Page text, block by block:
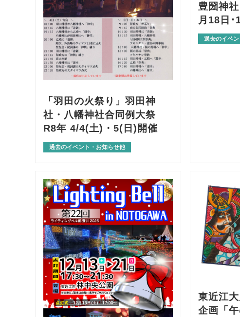
「羽田の火祭り」羽田神
社・八幡神社合同例大祭
R8年 4/4(土)・5(日)開催
過去のイベント・お知らせ他
豊圀神
月18日･
過去のイベ
東近江
企画「